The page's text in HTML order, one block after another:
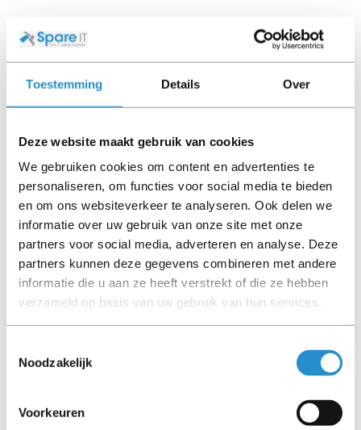
Toestemming Details Over
Deze website maakt gebruik van cookies
We gebruiken cookies om content en advertenties te
personaliseren, om functies voor social media te bieden
en om ons websiteverkeer te analyseren. Ook delen we
informatie over uw gebruik van onze site met onze
partners voor social media, adverteren en analyse. Deze
partners kunnen deze gegevens combineren met andere
informatie die u aan ze heeft verstrekt of die ze hebben
verzameld op basis van uw gebruik van hun services.
Noodzakelijk
Voorkeuren
Disclaimer:
Product foto’s en specificaties worden beschikbaar
gebaseerd op nieuwe producten.
Wanneer het artikel een 'Refurbished product' betreft is
(tenzij anders aangegeven). Bij Refurbished artikelen zijn
kabels, software media en handleidingen niet inbegrepen
(tenzij anders aangegeven).
Let goed op de productbeschrijving en neem bij vragen
contact op met ons.
garantieperiode van 90 dagen, tenzij anders